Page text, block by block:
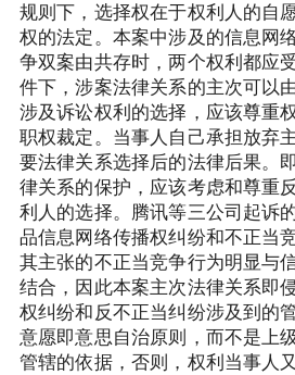
规则下，选择权在于权利人的自
权的法定。本案中涉及的信息网
争双案由共存时，两个权利都应
件下，涉案法律关系的主次可以
涉及诉讼权利的选择，应该尊重
职权裁定。当事人自己承担放弃
要法律关系选择后的法律后果。
律关系的保护，应该考虑和尊重
利人的选择。腾讯等三公司起诉
品信息网络传播权纠纷和不正当
其主张的不正当竞争行为明显与
结合，因此本案主次法律关系即
权纠纷和反不正当纠纷涉及到的
意愿即意思自治原则，而不是上
管辖的依据，否则，权利当事人